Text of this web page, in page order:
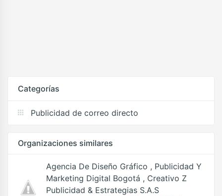
Categorías
Publicidad de correo directo
Organizaciones similares
Agencia De Diseño Gráfico , Publicidad Y
Marketing Digital Bogotá , Creativo Z
Publicidad & Estrategias S.A.S